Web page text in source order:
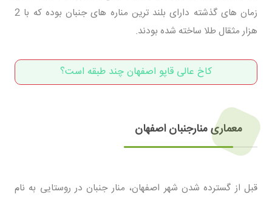
زمان های گذشته دارای بلند ترین مناره های جنبان بوده که با 2
هزار مثقال طلا ساخته شده بودند.
کاخ عالی قاپو اصفهان چند طبقه است؟
معماری منارجنبان اصفهان
قبل از گسترده شدن شهر اصفهان، منار جنبان در روستایی به نام